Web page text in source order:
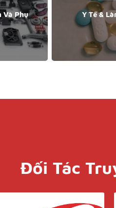
Và Phụ Y Tế &
Đối Tác